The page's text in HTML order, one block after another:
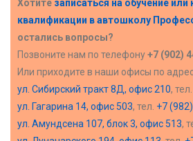
Хотите записаться на обучение
квалификации вавтошколу
остались вопросы?
Позвоните нам по телефону+7 (902)
Или приходите в наши офисы по
ул. Сибирский тракт 8Д, офис 210, тел.
ул. Гагарина 14, офис 503, тел. +7
ул. Амундсена 107, блок 3, офис 513,